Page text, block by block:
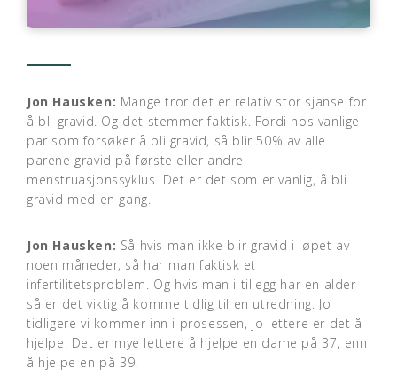
Jon Hausken: Mange tror det er relativ stor sjanse for
å bli gravid. Og det stemmer faktisk. Fordi hos vanlige
par som forsøker å bli gravid, så blir 50% av alle
parene gravid på første eller andre
menstruasjonssyklus. Det er det som er vanlig, å bli
gravid med en gang.
Jon Hausken: Så hvis man ikke blir gravid i løpet av
noen måneder, så har man faktisk et
infertilitetsproblem. Og hvis man i tillegg har en alder
så er det viktig å komme tidlig til en utredning. Jo
tidligere vi kommer inn i prosessen, jo lettere er det å
hjelpe. Det er mye lettere å hjelpe en dame på 37, enn
å hjelpe en på 39.